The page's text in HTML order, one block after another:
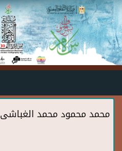
Skip to main content
محمد محمود محمد الغباشى